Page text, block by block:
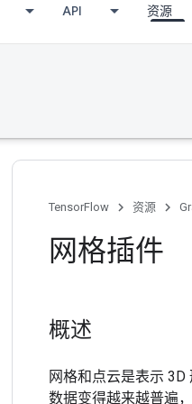
API 资源
TensorFlow 资源
网格插件
概述
网格和点云是表示
数据变得越来越普遍